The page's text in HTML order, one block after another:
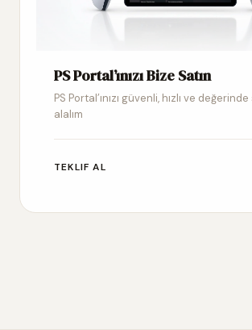
PS Portal’ınızı Bize Satın
PS Portal’ınızı güvenli, hızlı ve değerinde
alalım
TEKLIF AL